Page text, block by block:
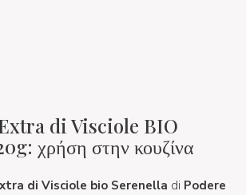
di Visciole BIO
χρήση στην κουζίνα
di Visciole bio Serenella di Podere